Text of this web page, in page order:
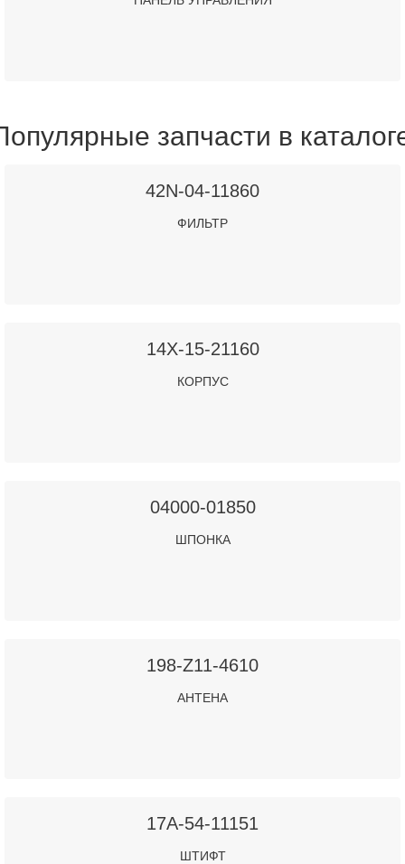
запчасти в
42N-04-11860
ФИЛЬТР
14X-15-21160
КОРПУС
04000-01850
ШПОНКА
198-Z11-4610
АНТЕНА
17A-54-11151
ШТИФТ